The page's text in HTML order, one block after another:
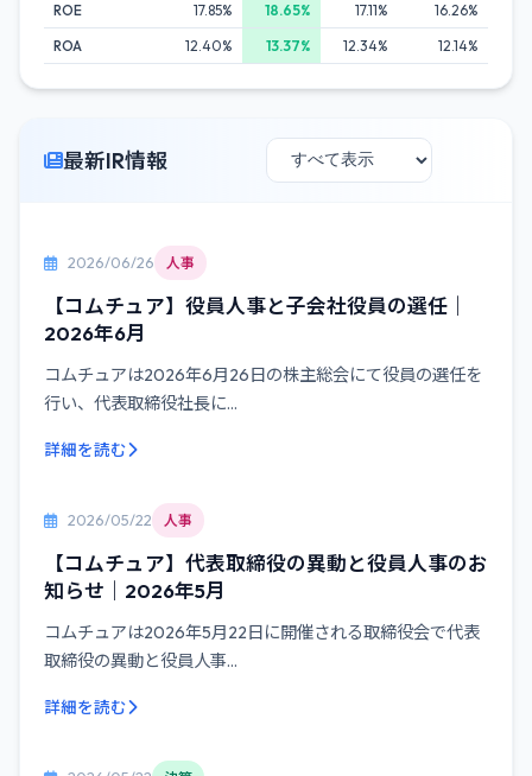
ROE 17.85% 18.65% 17.11%
16.26%
ROA
12.40% 13.37% 12.34% 12.14%
最新IR情報
2026/06/26 人事
【コムチュア】役員人事と子会社役員の選任｜
2026年6月
コムチュアは2026年6月26日の株主総会にて役員の選任を
行い、代表取締役社長に...
詳細を読む
2026/05/22 人事
【コムチュア】代表取締役の異動と役員人事のお
知らせ｜2026年5月
コムチュアは2026年5月22日に開催される取締役会で代表
取締役の異動と役員人事...
詳細を読む